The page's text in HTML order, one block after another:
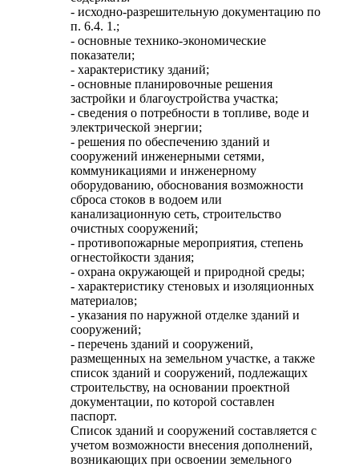
- исходно-разрешительную документацию по
п. 6.4. 1.;
- основные технико-экономические
показатели;
- характеристику зданий;
- основные планировочные решения
застройки и благоустройства участка;
- сведения о потребности в топливе, воде и
электрической энергии;
- решения по обеспечению зданий и
сооружений инженерными сетями,
коммуникациями и инженерному
оборудованию, обоснования возможности
сброса стоков в водоем или
канализационную сеть, строительство
очистных сооружений;
- противопожарные мероприятия, степень
огнестойкости здания;
- охрана окружающей и природной среды;
- характеристику стеновых и изоляционных
материалов;
- указания по наружной отделке зданий и
сооружений;
- перечень зданий и сооружений,
размещенных на земельном участке, а также
список зданий и сооружений, подлежащих
строительству, на основании проектной
документации, по которой составлен
паспорт.
Список зданий и сооружений составляется с
учетом возможности внесения дополнений,
возникающих при освоении земельного